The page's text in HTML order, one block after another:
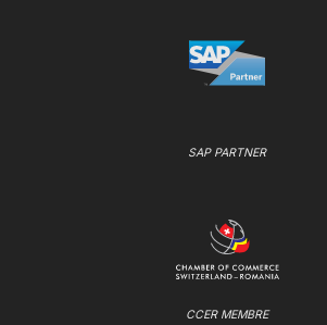
SAP PARTNER
CCER MEMBRE